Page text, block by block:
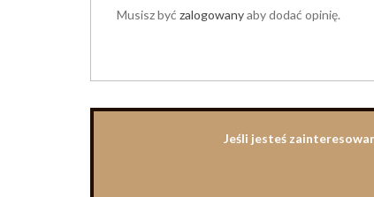
Musisz być zalogowanyaby dodać opinię.
Jeśli jesteś